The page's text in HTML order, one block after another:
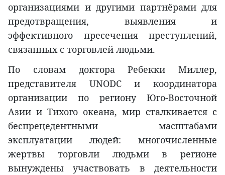
организациями и другими партнёрами для
предотвращения, выявления и
эффективного пресечения преступлений,
связанных с торговлей людьми.
По словам доктора Ребекки Миллер,
представителя UNODC и координатора
организации по региону Юго-Восточной
Азии и Тихого океана, мир сталкивается с
беспрецедентными масштабами
эксплуатации людей: многочисленные
жертвы торговли людьми в регионе
вынуждены участвовать в деятельности